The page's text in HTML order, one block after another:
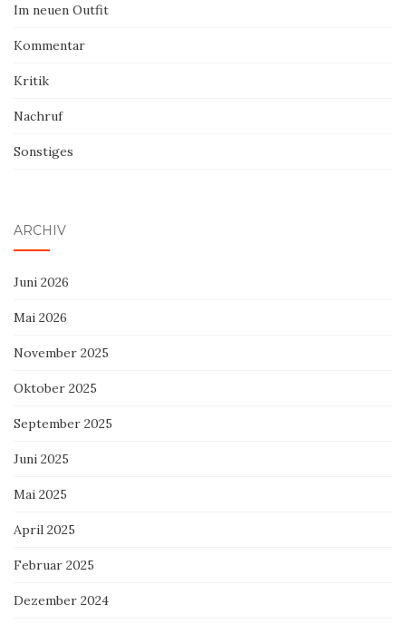
Im neuen Outfit
Kommentar
Kritik
Nachruf
Sonstiges
ARCHIV
Juni 2026
Mai 2026
November 2025
Oktober 2025
September 2025
Juni 2025
Mai 2025
April 2025
Februar 2025
Dezember 2024